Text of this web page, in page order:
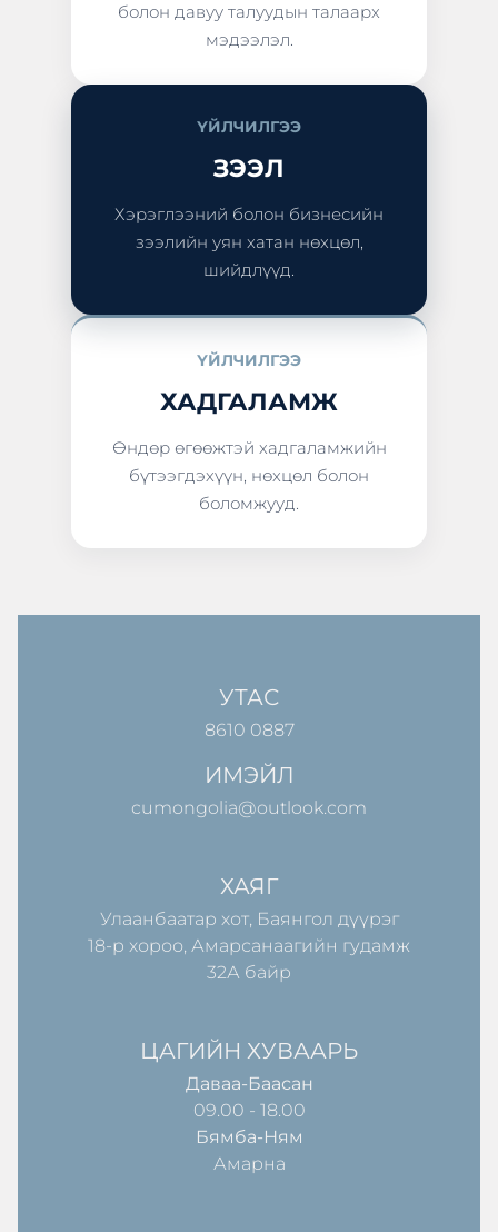
болон давуу талуудын талаарх
мэдээлэл.
ҮЙЛЧИЛГЭЭ
ЗЭЭЛ
Хэрэглээний болон бизнесийн
зээлийн уян хатан нөхцөл,
шийдлүүд.
ҮЙЛЧИЛГЭЭ
ХАДГАЛАМЖ
Өндөр өгөөжтэй хадгаламжийн
бүтээгдэхүүн, нөхцөл болон
боломжууд.
УТАС
8610 0887
ИМЭЙЛ
cumongolia@outlook.com
ХАЯГ
Улаанбаатар хот, Баянгол дүүрэг
18-р хороо, Амарсанаагийн гудамж
32А байр
ЦАГИЙН ХУВААРЬ
Даваа-Баасан
09.00 - 18.00
Бямба-Ням
Амарна